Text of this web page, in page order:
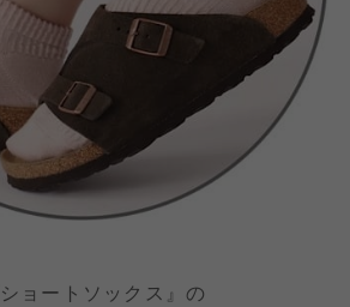
ョートソックス』の